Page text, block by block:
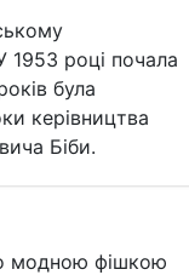
1953 році почала
була
керівництва
Біби.
модною фішкою